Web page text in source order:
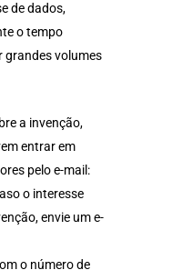
de dados,
o tempo
grandes volumes
a invenção,
entrar em
pelo e-mail:
o interesse
envie um e-
o número de